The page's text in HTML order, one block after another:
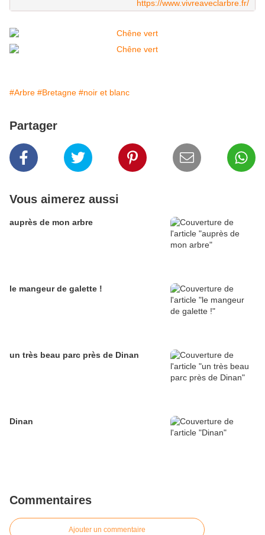
https://www.vivreaveclarbre.fr/
#Arbre #Bretagne #noir et blanc
Partager
Vous aimerez aussi
auprès de mon arbre
le mangeur de galette !
un très beau parc près de Dinan
Dinan
Commentaires
Ajouter un commentaire